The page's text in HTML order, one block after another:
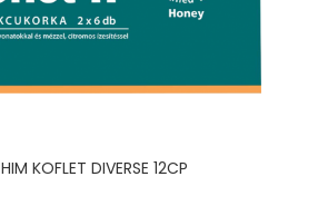
HIM KOFLET DIVERSE 12CP